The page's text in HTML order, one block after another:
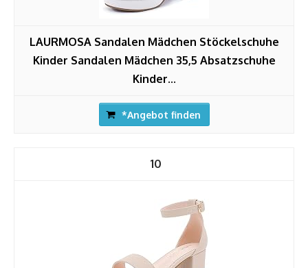
LAURMOSA Sandalen Mädchen Stöckelschuhe
Kinder Sandalen Mädchen 35,5 Absatzschuhe
Kinder...
*Angebot finden
10